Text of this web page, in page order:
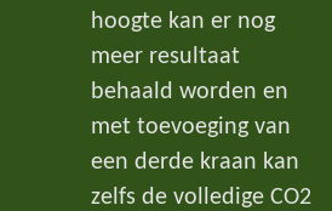
hoogte kan er nog
meer resultaat
behaald worden en
met toevoeging van
een derde kraan kan
zelfs de volledige CO2